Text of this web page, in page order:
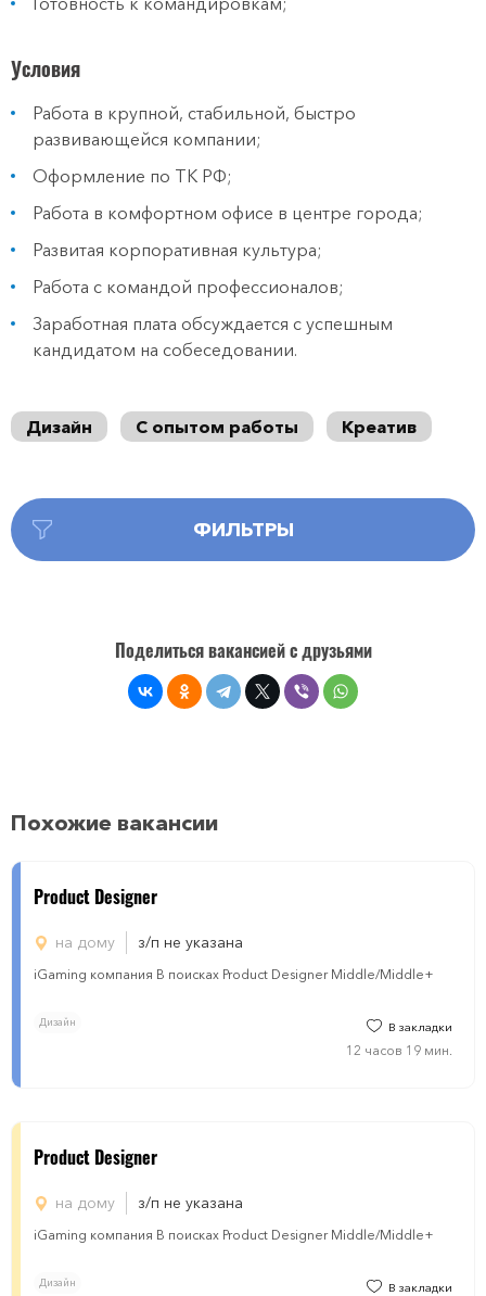
Условия
Работа в крупной, стабильной, быстро
развивающейся компании;
Оформление по ТК РФ;
Работа в комфортном офисе в центре города;
Развитая корпоративная культура;
Работа с командой профессионалов;
Заработная плата обсуждается с успешным
кандидатом на собеседовании.
Дизайн С опытом работы Креатив
ФИЛЬТРЫ
Поделиться вакансией с друзьями
Похожие вакансии
Product Designer
на дому з/п не указана
iGaming компания В поисках Product Designer Middle/Middle+
Дизайн В закладки
12 часов 19 мин.
Product Designer
на дому з/п не указана
iGaming компания В поисках Product Designer Middle/Middle+
Дизайн В закладки